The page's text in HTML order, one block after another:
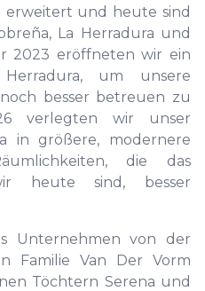
erweitert und heute sind
La Herradura und
2023 eröffneten wir ein
um unsere
besser betreuen zu
verlegten wir unser
in größere, modernere
die das
heute sind, besser
Unternehmen von der
Familie Van Der Vorm
Töchtern Serena und